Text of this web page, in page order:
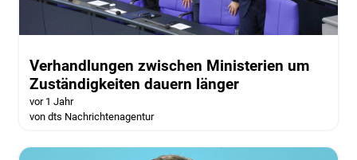
Verhandlungen zwischen Ministerien um
Zuständigkeiten dauern länger
vor 1 Jahr
von dts Nachrichtenagentur